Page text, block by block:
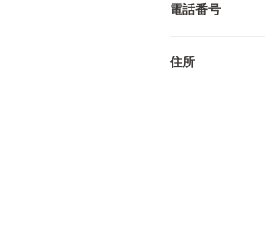
電話番号
住所